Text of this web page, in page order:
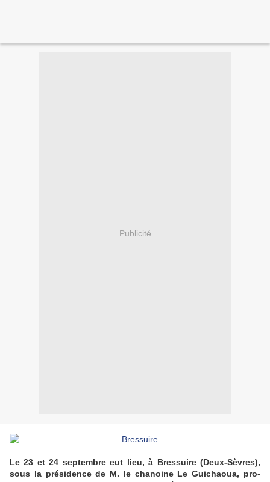
Publicité
Le 23 et 24 septembre eut lieu, à Bressuire (Deux-Sèvres),
sous la présidence de M. le chanoine Le Guichaoua, pro-